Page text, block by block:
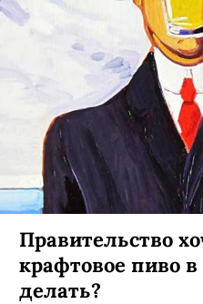
Правительство
крафтовое пиво в
делать?